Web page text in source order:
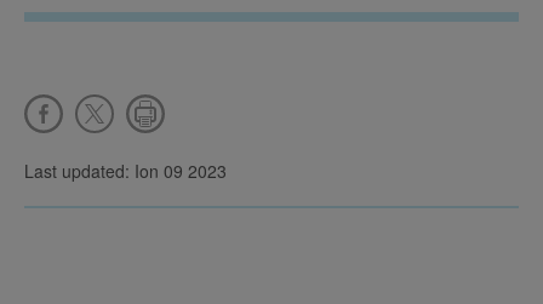
Last updated: Ion 09 2023